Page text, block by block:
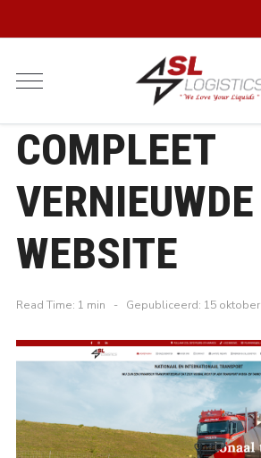
COMPLEET
VERNIEUWDE
WEBSITE
Read Time: 1 min Gepubliceerd: 15 oktober